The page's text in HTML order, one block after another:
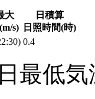
大
s)
日積算
日照時間(時)
0.4
最低